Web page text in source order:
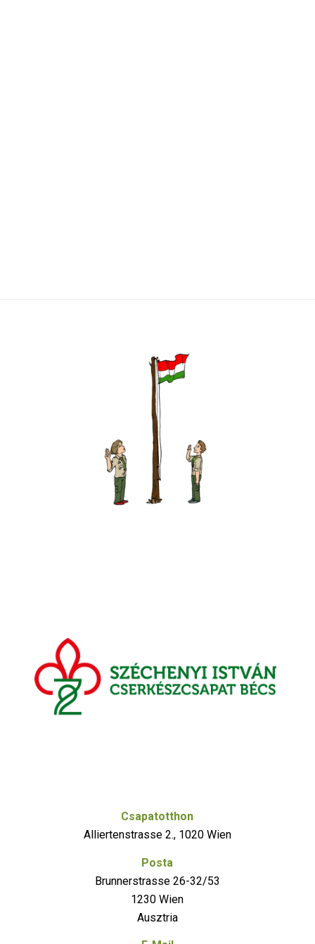
Csapatotthon
Alliertenstrasse 2., 1020 Wien
Posta
Brunnerstrasse 26-32/53
1230 Wien
Ausztria